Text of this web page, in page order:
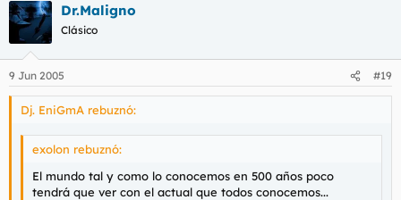
Dr.Maligno
Clásico
9 Jun 2005 #19
Dj. EniGmA rebuznó:
exolon rebuznó:
El mundo tal y como lo conocemos en 500 años poco
tendrá que ver con el actual que todos conocemos...